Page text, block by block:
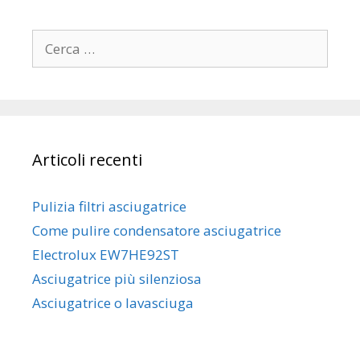
per:
Articoli recenti
Pulizia filtri asciugatrice
Come pulire condensatore asciugatrice
Electrolux EW7HE92ST
Asciugatrice più silenziosa
Asciugatrice o lavasciuga